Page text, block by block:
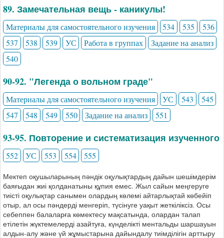
89. Замечательная вещь - каникулы!
Материалы для самостоятельного изучения 534 535
536
537
538 539 УС Работа в группах
Задание на анализ
540
90-92. "Легенда о вольном граде"
Материалы для самостоятельного изучения УС 543
545
547
548 549 550 Задание на анализ 551
93-95. Повторение и систематизация изученного
552 УС 553 554 555
Мектеп оқушыларының пәндік оқулықтардың дайын шешімдерім
баяғыдан жиі қолданатыны құпия емес. Жыл сайын меңгеруге
тиісті оқулықтар санымен олардың көлемі айтарлықтай көбейіп
отыр, ал осы пәндерді менгеріп, түсінуге уақыт жеткіліксіз. Осы
себеппен балаларға көмектесу мақсатында, олардан талап
етілетін жүктемелерді азайтуға, күнделікті ментальды шаршауын
алдын-алу және үй жұмыстарына дайындалу тиімділігін арттыру